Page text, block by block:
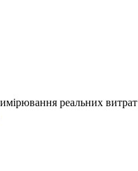
реальних витрат